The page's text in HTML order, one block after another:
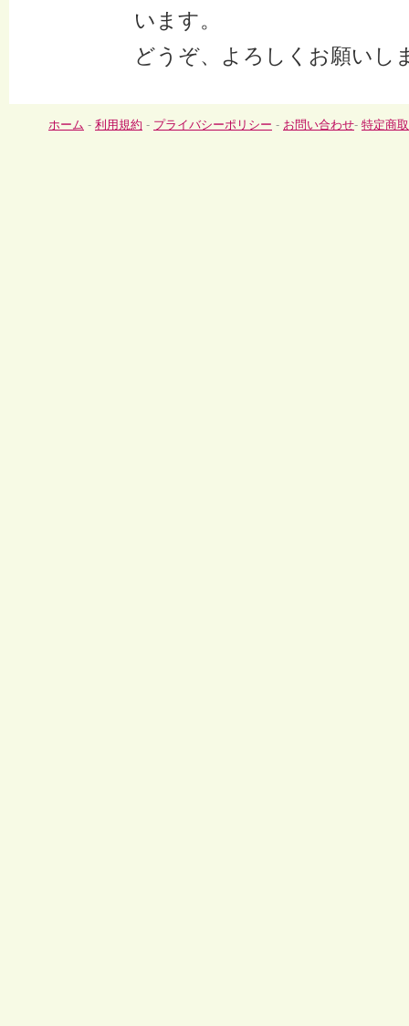
います。
どうぞ、よろしくお願いし
ホーム - 利用規約 - プライバシーポリシー - お問い合わせ- 特定商